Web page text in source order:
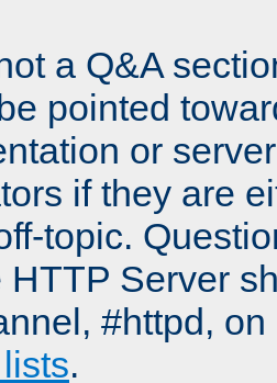
a Q&A
pointed
or
if they are
topic.
HTTP Server
#httpd,
.